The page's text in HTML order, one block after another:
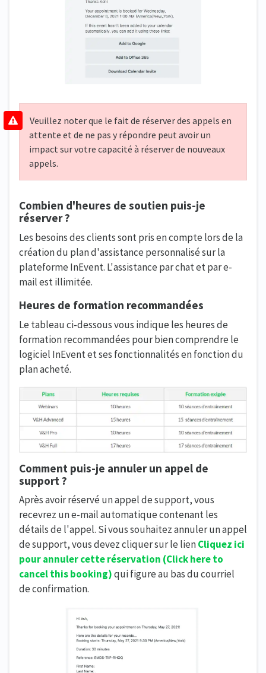
Veuillez noter que le fait de réserver des appels en
attente et de ne pas y répondre peut avoir un
impact sur votre capacité à réserver de nouveaux
appels.
Combien d'heures de soutien puis-je
réserver ?
Les besoins des clients sont pris en compte lors de la
création du plan d'assistance personnalisé sur la
plateforme InEvent. L'assistance par chat et par e-
mail est illimitée.
Heures de formation recommandées
Le tableau ci-dessous vous indique les heures de
formation recommandées pour bien comprendre le
logiciel InEvent et ses fonctionnalités en fonction du
plan acheté.
Comment puis-je annuler un appel de
support ?
Après avoir réservé un appel de support, vous
recevrez un e-mail automatique contenant les
détails de l'appel. Si vous souhaitez annuler un appel
de support, vous devez cliquer sur le lienCliquez ici
pour annuler cette réservation (Click here to
cancel this booking)qui figure au bas du courriel
de confirmation.